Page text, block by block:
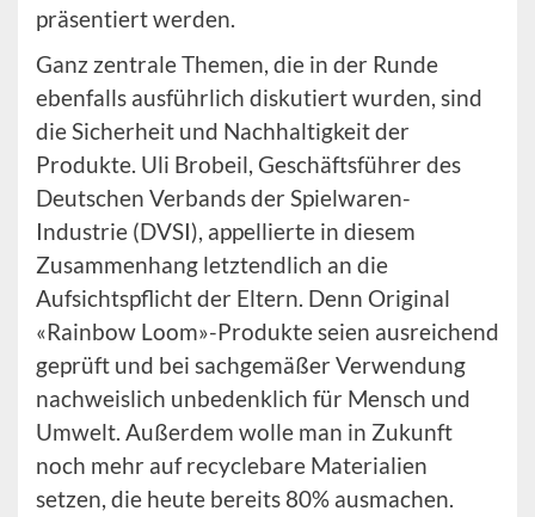
präsentiert werden.
Ganz zentrale Themen, die in der Runde
ebenfalls ausführlich diskutiert wurden, sind
die Sicherheit und Nachhaltigkeit der
Produkte. Uli Brobeil, Geschäftsführer des
Deutschen Verbands der Spielwaren-
Industrie (DVSI), appellierte in diesem
Zusammenhang letztendlich an die
Aufsichtspflicht der Eltern. Denn Original
«Rainbow Loom»-Produkte seien ausreichend
geprüft und bei sachgemäßer Verwendung
nachweislich unbedenklich für Mensch und
Umwelt. Außerdem wolle man in Zukunft
noch mehr auf recyclebare Materialien
setzen, die heute bereits 80% ausmachen.